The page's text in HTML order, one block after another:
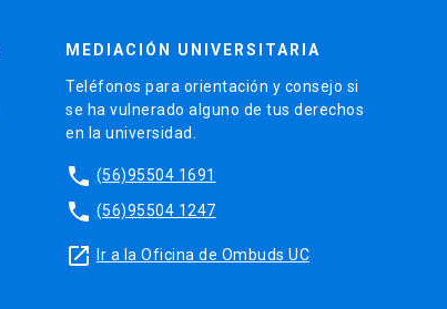
MEDIACIÓN UNIVERSITARIA
Teléfonos para orientación y consejo si
se ha vulnerado alguno de tus derechos
en la universidad.
phone (56)95504 1691
phone (56)95504 1247
launch Ir a la Oficina de Ombuds UC